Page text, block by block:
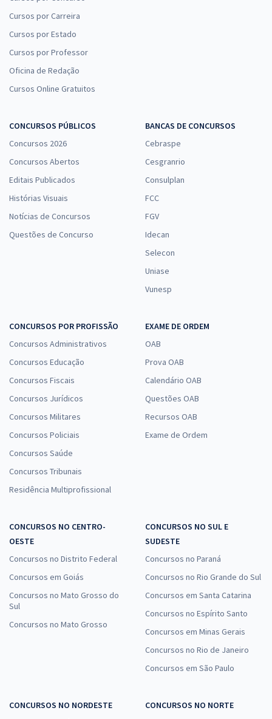
Cursos por Carreira
Cursos por Estado
Cursos por Professor
Oficina de Redação
Cursos Online Gratuitos
CONCURSOS PÚBLICOS
Concursos 2026
Concursos Abertos
Editais Publicados
Histórias Visuais
Notícias de Concursos
Questões de Concurso
BANCAS DE CONCURSOS
Cebraspe
Cesgranrio
Consulplan
FCC
FGV
Idecan
Selecon
Uniase
Vunesp
CONCURSOS POR PROFISSÃO
Concursos Administrativos
Concursos Educação
Concursos Fiscais
Concursos Jurídicos
Concursos Militares
Concursos Policiais
Concursos Saúde
Concursos Tribunais
Residência Multiprofissional
EXAME DE ORDEM
OAB
Prova OAB
Calendário OAB
Questões OAB
Recursos OAB
Exame de Ordem
CONCURSOS NO CENTRO-
OESTE
Concursos no Distrito Federal
Concursos em Goiás
Concursos no Mato Grosso do
Sul
Concursos no Mato Grosso
CONCURSOS NO SUL E
SUDESTE
Concursos no Paraná
Concursos no Rio Grande do Sul
Concursos em Santa Catarina
Concursos no Espírito Santo
Concursos em Minas Gerais
Concursos no Rio de Janeiro
Concursos em São Paulo
CONCURSOS NO NORDESTE
CONCURSOS NO NORTE